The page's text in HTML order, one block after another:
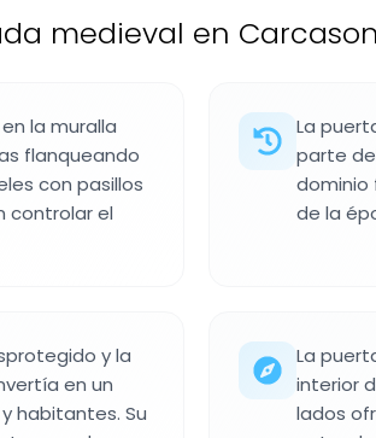
medieval en
la muralla
flanqueando
con pasillos
controlar el
La
parte
dominio
de la
y la
en un
habitantes. Su
La
interior
lados